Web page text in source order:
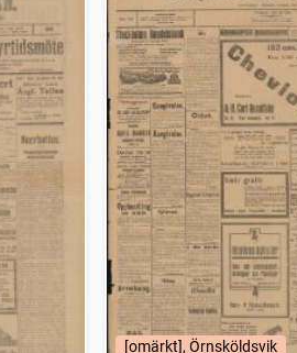
[omärkt], Örnsköldsvik